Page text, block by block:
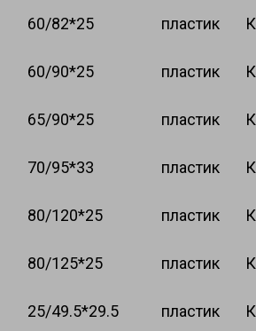
60/82*25 пластик
60/90*25 пластик
65/90*25 пластик
70/95*33 пластик
80/120*25 пластик
80/125*25 пластик
25/49.5*29.5 пластик